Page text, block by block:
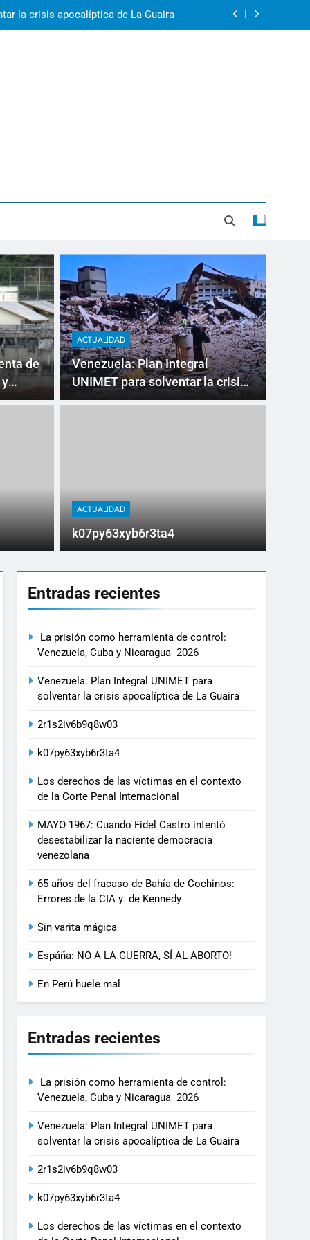
2r1s2iv6b9q8w03
de
ACTUALIDAD
Venezuela: Plan Integral
UNIMET para solventar la crisis
apocalíptica de La Guaira
ACTUALIDAD
k07py63xyb6r3ta4
Entradas recientes
La prisión como herramienta de control:
Venezuela, Cuba y Nicaragua 2026
Venezuela: Plan Integral UNIMET para
solventar la crisis apocalíptica de La Guaira
2r1s2iv6b9q8w03
k07py63xyb6r3ta4
Los derechos de las víctimas en el contexto
de la Corte Penal Internacional
MAYO 1967: Cuando Fidel Castro intentó
desestabilizar la naciente democracia
venezolana
65 años del fracaso de Bahía de Cochinos:
Errores de la CIA y de Kennedy
Sin varita mágica
Espáña: NO A LA GUERRA, SÍ AL ABORTO!
En Perú huele mal
Entradas recientes
La prisión como herramienta de control:
Venezuela, Cuba y Nicaragua 2026
Venezuela: Plan Integral UNIMET para
solventar la crisis apocalíptica de La Guaira
2r1s2iv6b9q8w03
k07py63xyb6r3ta4
Los derechos de las víctimas en el contexto